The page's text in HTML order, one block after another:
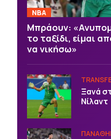
NBA
Μπράουν:
το ταξίδι, είμαι
να νικήσω»
Ξανά
Νίλαντ